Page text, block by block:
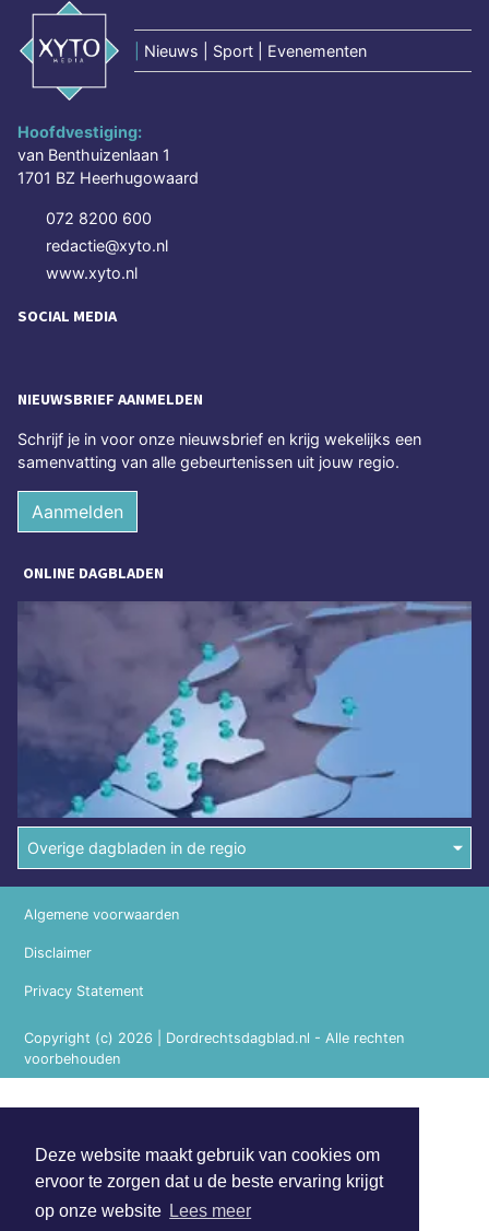
Deze website maakt gebruik van cookies om
ervoor te zorgen dat u de beste ervaring krijgt
op onze website Lees meer
Nieuws | Sport | Evenementen
Hoofdvestiging:
van Benthuizenlaan 1
1701 BZ Heerhugowaard
072 8200 600
redactie@xyto.nl
www.xyto.nl
SOCIAL MEDIA
NIEUWSBRIEF AANMELDEN
Schrijf je in voor onze nieuwsbrief en krijg wekelijks een
samenvatting van alle gebeurtenissen uit jouw regio.
Aanmelden
ONLINE DAGBLADEN
Overige dagbladen in de regio
Copyright (c) 2026 | Dordrechtsdagblad.nl - Alle rechten
voorbehouden
Algemene voorwaarden
Disclaimer
Privacy Statement